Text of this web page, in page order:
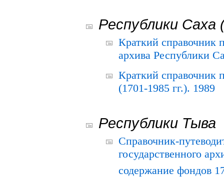
Республики Саха
Краткий справочник
архива Республики
Краткий
(1701-1985 гг.). 1989
Республики Тыва
Справочник-
государственного
содержание фондов